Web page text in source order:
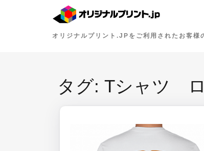
オリジナルプリント.JPをご利用されたお客様
タグ: Tシャツ